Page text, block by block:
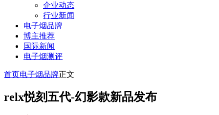
企业动态
行业新闻
电子烟品牌
博主推荐
国际新闻
电子烟测评
首页电子烟品牌正文
relx悦刻五代-幻影款新品发布